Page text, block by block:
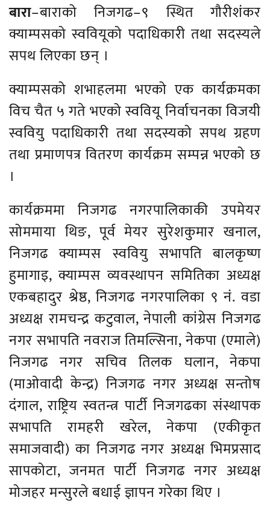
बारा–बाराको निजगढ–९ स्थित गौरीशंकर
क्याम्पसको स्ववियूको पदाधिकारी तथा सदस्यले
सपथ लिएका छन् ।
क्याम्पसको शभाहलमा भएको एक कार्यक्रमका
विच चैत ५ गते भएको स्ववियू निर्वाचनका विजयी
स्ववियु पदाधिकारी तथा सदस्यको सपथ ग्रहण
तथा प्रमाणपत्र वितरण कार्यक्रम सम्पन्न भएको छ
।
कार्यक्रममा निजगढ नगरपालिकाकी उपमेयर
सोममाया थिङ, पूर्व मेयर सुरेशकुमार खनाल,
निजगढ क्याम्पस स्ववियु सभापति बालकृष्ण
हुमागाइ, क्याम्पस व्यवस्थापन समितिका अध्यक्ष
एकबहादुर श्रेष्ठ, निजगढ नगरपालिका ९ नं. वडा
अध्यक्ष रामचन्द्र कटुवाल, नेपाली कांग्रेस निजगढ
नगर सभापति नवराज तिमल्सिना, नेकपा (एमाले)
निजगढ नगर सचिव तिलक घलान, नेकपा
(माओवादी केन्द्र) निजगढ नगर अध्यक्ष सन्तोष
दंगाल, राष्ट्रिय स्वतन्त्र पार्टी निजगढका संस्थापक
सभापति रामहरी खरेल, नेकपा (एकीकृत
समाजवादी) का निजगढ नगर अध्यक्ष भिमप्रसाद
सापकोटा, जनमत पार्टी निजगढ नगर अध्यक्ष
मोजहर मन्सुरले बधाई ज्ञापन गरेका थिए ।